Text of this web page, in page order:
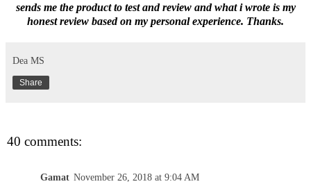
sends me the product to test and review and what i wrote is my
honest review based on my personal experience. Thanks.
Dea MS
Share
40 comments:
Gamat November 26, 2018 at 9:04 AM